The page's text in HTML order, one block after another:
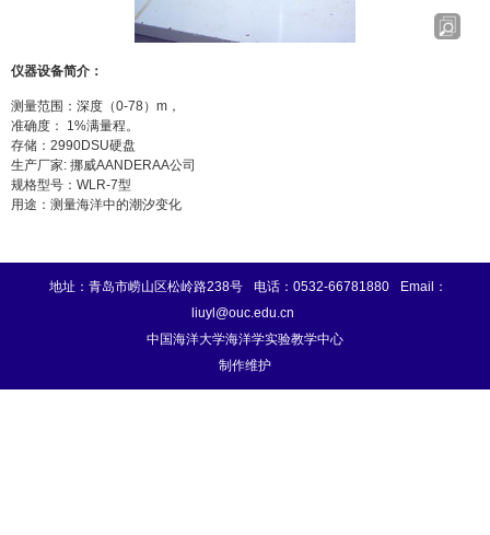
仪器设备简介：
测量范围：深度（0-78）m，
准确度： 1%满量程。
存储：2990DSU硬盘
生产厂家: 挪威AANDERAA公司
规格型号：WLR-7型
用途：测量海洋中的潮汐变化
地址：青岛市崂山区松岭路238号 电话：0532-66781880
Email：
liuyl@ouc.edu.cn
中国海洋大学海洋学实验教学中心
制作维护